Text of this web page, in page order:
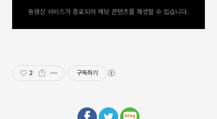
동영상 서비스가 종료되어 해당 콘텐츠를 재생할 수 없습니다.
2 구독하기